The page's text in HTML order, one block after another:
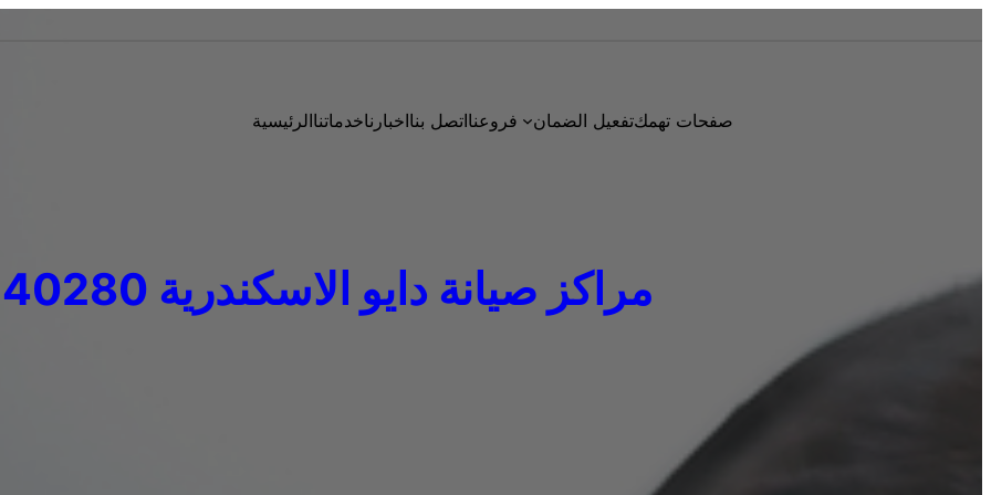
الرئيسيةخدماتنااخبارنااتصل بنافروعنا تفعيل الضمانصفحات تهمك
مراكز صيانة دايو الاسكندرية 01023140280